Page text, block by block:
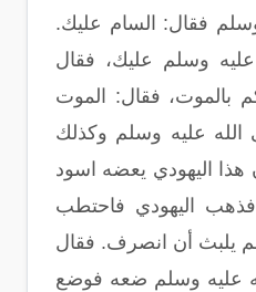
فقال: السام عليك.
وسلم عليك، فقال
بالموت، فقال: الموت
الله عليه وسلم وكذلك
هذا اليهودي يعضه اسود
اليهودي فاحتطب
لم يلبث أن انصرف. فقال
عليه وسلم ضعه فوضع